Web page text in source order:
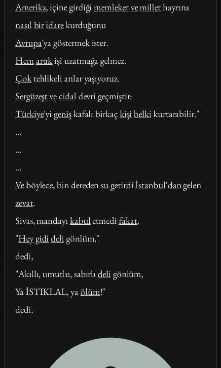
Amerika, içine girdiğimemleketvemillethayrına
nasıl biridarekurduğunu
Avrupa'ya göstermek ister.
Hemartıkişi uzatmağa gelmez.
Çoktehlikeli anlar yaşıyoruz.
Sergüzeştvecidal devri geçmiştir:
Türkiye'yigenişkafalı birkaç kişi belki kurtarabilir."
...
...
...
Veböylece, bin deredensugetirdiİstanbul'dangelen
zevat.
Sivas, mandayı kabuletmedi fakat,
"Heygidi deli gönlüm,"
dedi,
"Akıllı, umutlu, sabırlıdeli gönlüm,
Ya İSTIKLAL, yaölüm!"
dedi.